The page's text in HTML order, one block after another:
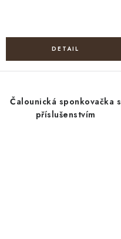
Čalounická sponkovačka s
příslušenstvím